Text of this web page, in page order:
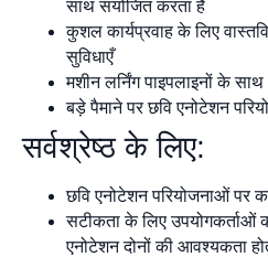
साथ संयोजित करता है
कुशल कार्यप्रवाह के लिए
सुविधाएँ
मशीन लर्निंग पाइपलाइनों के
बड़े पैमाने पर छवि एनोटेशन
सर्वश्रेष्ठ के लिए:
छवि एनोटेशन परियोजनाओं पर
सटीकता के लिए उपयोगकर्ताओं
एनोटेशन दोनों की आवश्यकता